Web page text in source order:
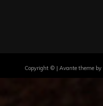
Copyright © | Avante theme by